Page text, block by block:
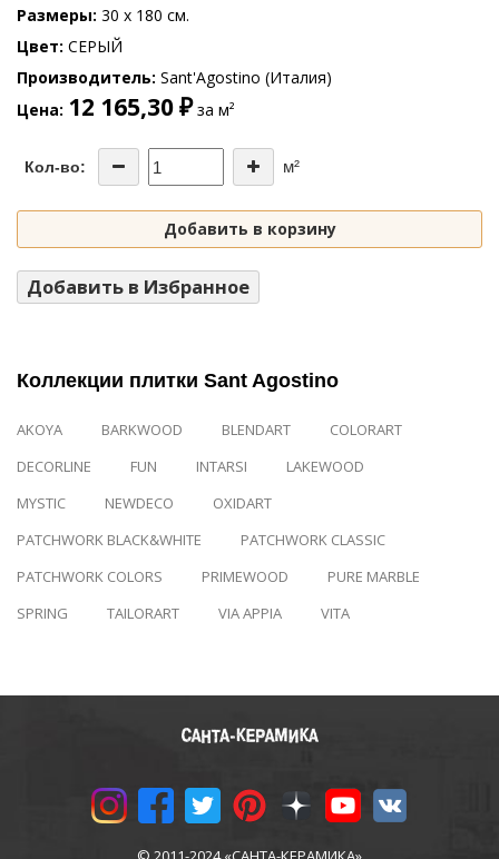
Размеры 30 x 180 см.
Цвет СЕРЫЙ
Производитель Sant'Agostino (Италия)
Цена 12 165,30 ₽за м²
Кол-во: м²
Добавить в корзину
Добавить в Избранное
Коллекции плитки Sant Agostino
AKOYA BARKWOOD BLENDART
COLORART
DECORLINE
FUN INTARSI
LAKEWOOD
MYSTIC
NEWDECO
OXIDART
PATCHWORK BLACK&WHITE
PATCHWORK CLASSIC
PATCHWORK COLORS
PRIMEWOOD
PURE MARBLE
SPRING
TAILORART VIA APPIA VITA